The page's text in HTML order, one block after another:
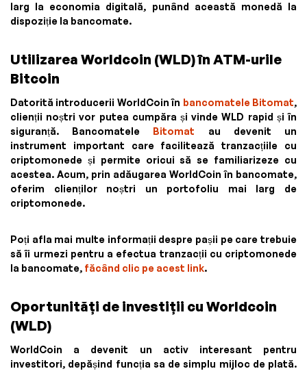
larg la economia digitală, punând această monedă la
dispoziție la bancomate.
Utilizarea Worldcoin (WLD) în ATM-urile
Bitcoin
Datorită introducerii WorldCoin în bancomatele Bitomat,
clienții noștri vor putea cumpăra și vinde WLD rapid și în
siguranță. Bancomatele Bitomat au devenit un
instrument important care facilitează tranzacțiile cu
criptomonede și permite oricui să se familiarizeze cu
acestea. Acum, prin adăugarea WorldCoin în bancomate,
oferim clienților noștri un portofoliu mai larg de
criptomonede.
Poți afla mai multe informații despre pașii pe care trebuie
să îi urmezi pentru a efectua tranzacții cu criptomonede
la bancomate, făcând clic pe acest link.
Oportunități de investiții cu Worldcoin
(WLD)
WorldCoin a devenit un activ interesant pentru
investitori, depășind funcția sa de simplu mijloc de plată.